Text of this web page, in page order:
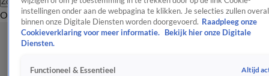
OverzichtEntertainmentSpraakmakendRealityCrimeVideo's
instellingen onder aan de webpagina te klikken. Je selecties zullen overal
binnen onze Digitale Diensten worden doorgevoerd. Raadpleeg onze
Cookieverklaring voor meer informatie.
Bekijk hier onze Digitale
Diensten.
Functioneel & Essentieel Altijd